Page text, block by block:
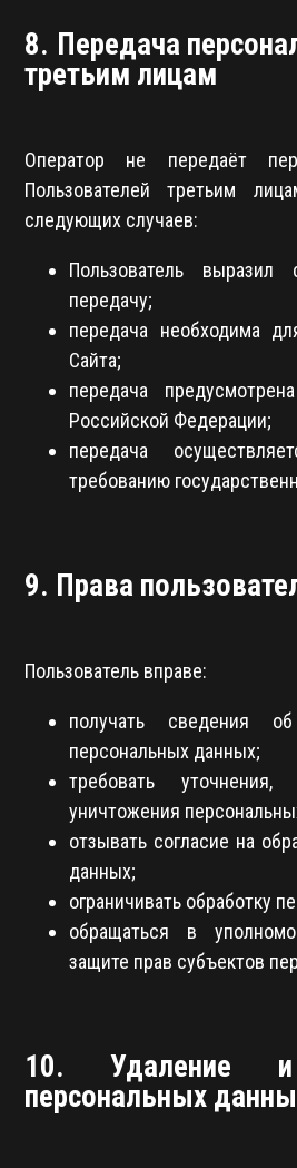
8. Передача
третьим лицам
Оператор не передаёт
Пользователей третьим
следующих случаев:
Пользователь выразил
передачу;
передача необходима
Сайта;
передача
Российской Федерации;
передача
требованию
9. Права
Пользователь вправе:
получать сведения
персональных данных;
требовать уточнения,
уничтожения
отзывать согласие на
данных;
ограничивать обработку
обращаться в
защите прав субъектов
10. Удаление и
персональных